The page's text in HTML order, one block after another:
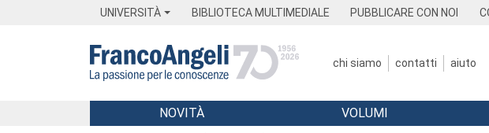
UNIVERSITÀ BIBLIOTECA MULTIMEDIALE PUBBLICARE CON NOI
chi siamo contatti aiuto
Menu
NOVITÀ VOLUMI